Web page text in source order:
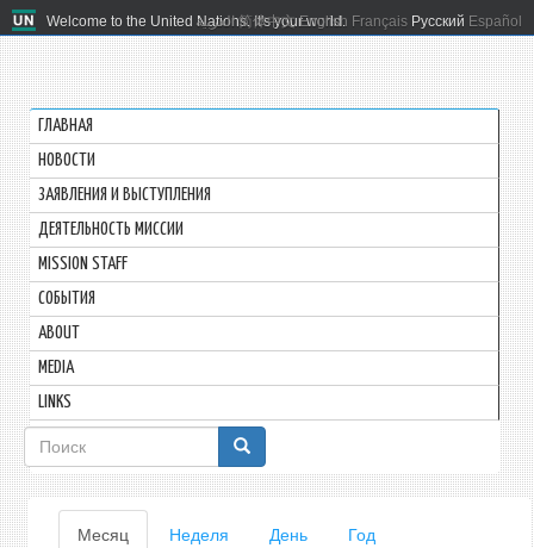
Welcome to the United Nations. It's your world.
العربية 简体中文 English Français Русский Español
ГЛАВНАЯ
HОВОСТИ
ЗАЯВЛЕНИЯ И ВЫСТУПЛЕНИЯ
ДЕЯТЕЛЬНОСТЬ МИССИИ
MISSION STAFF
СОБЫТИЯ
ABOUT
MEDIA
LINKS
Форма
поиска
Главные
Месяц (активная
Неделя День Год